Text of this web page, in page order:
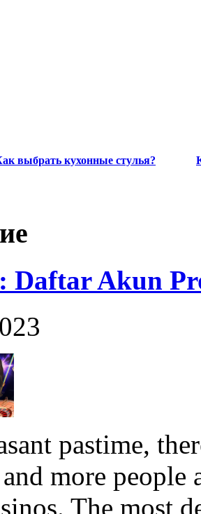
выбрать кухонные стулья?
Daftar Akun
pastime,
more people
The most